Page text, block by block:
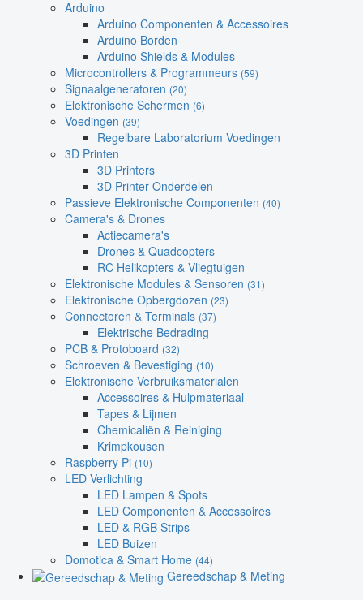
Arduino
Arduino Componenten & Accessoires
Arduino Borden
Arduino Shields & Modules
Microcontrollers & Programmeurs (59)
Signaalgeneratoren (20)
Elektronische Schermen (6)
Voedingen (39)
Regelbare Laboratorium Voedingen
3D Printen
3D Printers
3D Printer Onderdelen
Passieve Elektronische Componenten (40)
Camera's & Drones
Actiecamera's
Drones & Quadcopters
RC Helikopters & Vliegtuigen
Elektronische Modules & Sensoren (31)
Elektronische Opbergdozen (23)
Connectoren & Terminals (37)
Elektrische Bedrading
PCB & Protoboard (32)
Schroeven & Bevestiging (10)
Elektronische Verbruiksmaterialen
Accessoires & Hulpmateriaal
Tapes & Lijmen
Chemicaliën & Reiniging
Krimpkousen
Raspberry Pi (10)
LED Verlichting
LED Lampen & Spots
LED Componenten & Accessoires
LED & RGB Strips
LED Buizen
Domotica & Smart Home (44)
Gereedschap & Meting